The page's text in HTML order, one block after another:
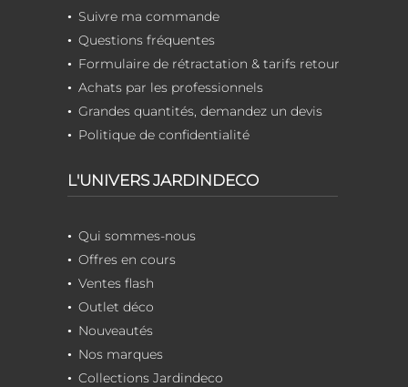
Suivre ma commande
Questions fréquentes
Formulaire de rétractation & tarifs retour
Achats par les professionnels
Grandes quantités, demandez un devis
Politique de confidentialité
L'UNIVERS JARDINDECO
Qui sommes-nous
Offres en cours
Ventes flash
Outlet déco
Nouveautés
Nos marques
Collections Jardindeco